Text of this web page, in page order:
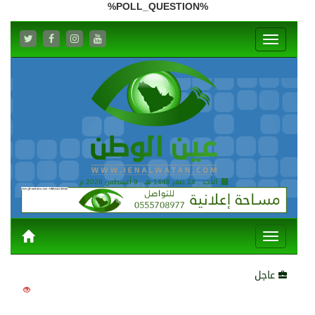
%POLL_QUESTION%
الأحد , 24 صفر 1448 هـ , 9 أغسطس 2026 م
عاجل
1601